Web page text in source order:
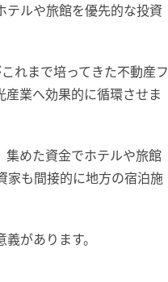
テルや旅館を優先的な投資
れまで培ってきた不動産フ
業へ効果的に循環させま
集めた資金でホテルや旅館
家も間接的に地方の宿泊施
があります。